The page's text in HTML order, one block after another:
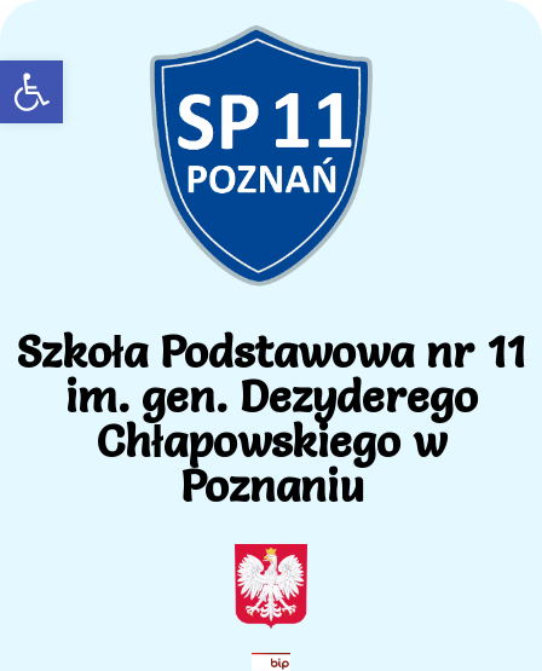
Open toolbar
Szkoła Podstawowa nr 11
im. gen. Dezyderego
Chłapowskiego w
Poznaniu